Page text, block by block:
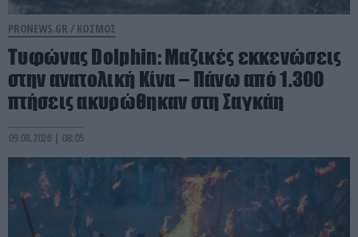
PRONEWS.GR / ΚΟΣΜΟΣ
Τυφώνας Dolphin: Μαζικές εκκενώσεις
στην ανατολική Κίνα – Πάνω από 1.300
πτήσεις ακυρώθηκαν στη Σαγκάη
09.08.2026 | 08:05